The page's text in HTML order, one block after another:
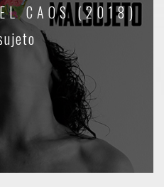
CAOS (2018)